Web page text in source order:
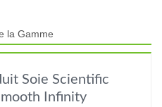
la Gamme
Soie Scientific
Infinity